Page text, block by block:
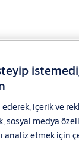
içerik ve
sosyal medya
analiz etmek için